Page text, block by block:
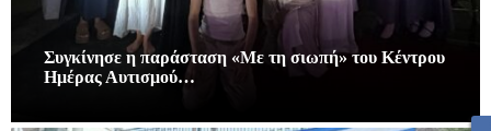
Συγκίνησε η παράσταση «Με τη σιωπή» του Κέντρου
Ημέρας Αυτισμού…